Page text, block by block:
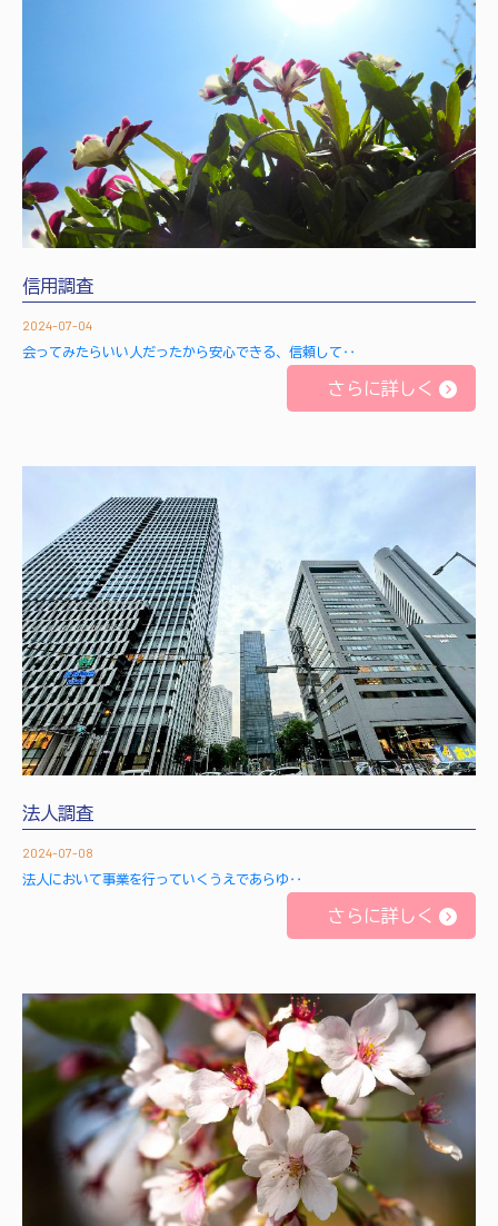
信用調査
2024-07-04
会ってみたらいい人だったから安心できる、信頼して‥
さらに詳しく
法人調査
2024-07-08
法人において事業を行っていくうえであらゆ‥
さらに詳しく